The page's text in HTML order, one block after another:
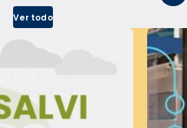
Ver todo